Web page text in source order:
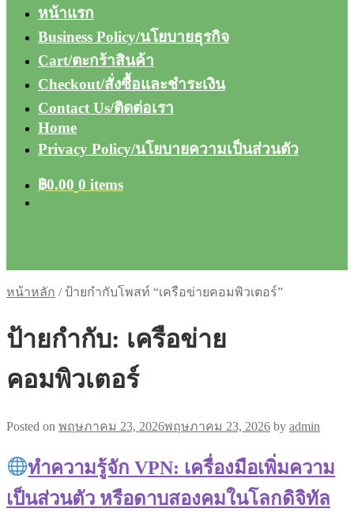
หน้าแรก
Business Policy/นโยบายธุรกิจ
Cart/ตะกร้าสินค้า
Checkout/สั่งซื้อและชำระเงิน
Contact Us/ติดต่อเรา
Home
Privacy Policy/นโยบายความเป็นส่วนตัว
฿0.00 0 items
หน้าหลัก / ป้ายกำกับโพสท์ “เครือข่ายคอมพิวเตอร์”
ป้ายกำกับ: เครือข่าย
คอมพิวเตอร์
Posted on พฤษภาคม 23, 2026พฤษภาคม 23, 2026 by admin
ทำความรู้จัก VPN: เครื่องมือเพิ่มความ
เป็นส่วนตัว หรือดาบสองคมในโลกดิจิทัล